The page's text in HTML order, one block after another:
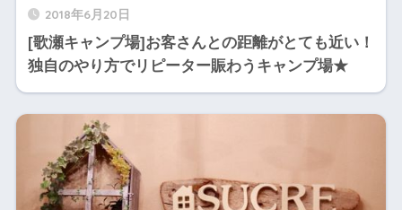
2018年6月20日
[歌瀬キャンプ場]お客さんとの距離がとても近い！
独自のやり方でリピーター賑わうキャンプ場★